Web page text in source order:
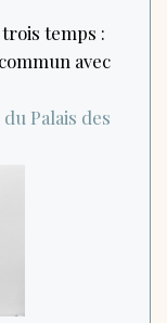
temps :
avec
Palais des